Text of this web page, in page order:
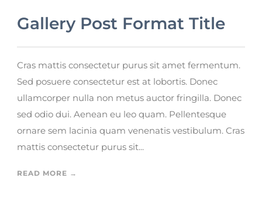
Gallery Post Format Title
Cras mattis consectetur purus sit amet fermentum.
Sed posuere consectetur est at lobortis. Donec
ullamcorper nulla non metus auctor fringilla. Donec
sed odio dui. Aenean eu leo quam. Pellentesque
ornare sem lacinia quam venenatis vestibulum. Cras
mattis consectetur purus sit...
READ MORE →